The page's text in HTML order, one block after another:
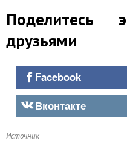
друзьями
Facebook
Вконтакте
Источник